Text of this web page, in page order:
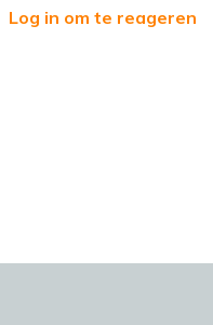
Log in om te reageren